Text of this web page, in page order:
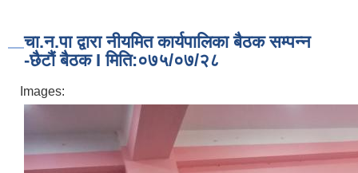
चा.न.पा द्वारा नीयमित कार्यपालिका बैठक सम्पन्न
-छैटौं बैठक I मिति:०७५/०७/२८
Images: